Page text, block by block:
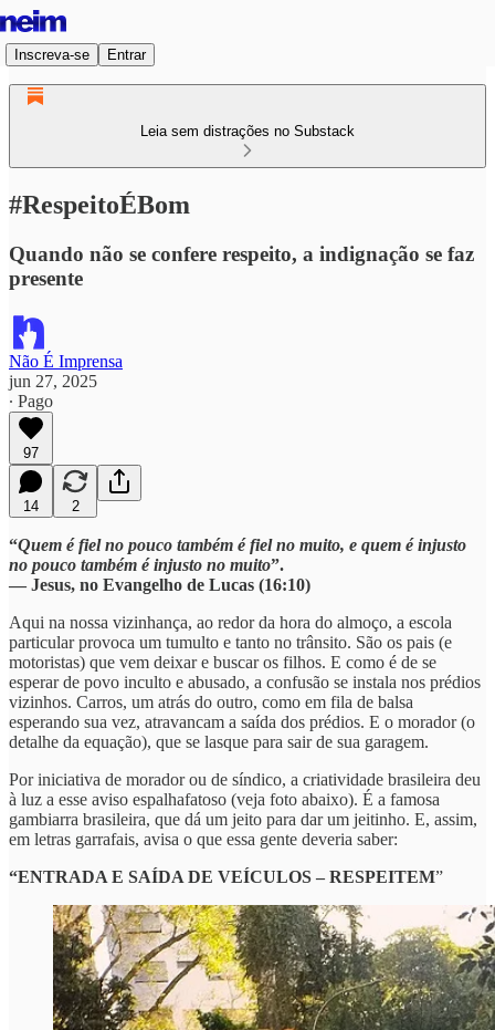
Inscreva-se Entrar
Leia sem distrações no Substack
#RespeitoÉBom
Quando não se confere respeito, a indignação se faz
presente
Não É Imprensa
jun 27, 2025
∙ Pago
97
14 2
“Quem é fiel no pouco também é fiel no muito, e quem é injusto
no pouco também é injusto no muito”.
— Jesus, no Evangelho de Lucas (16:10)
Aqui na nossa vizinhança, ao redor da hora do almoço, a escola
particular provoca um tumulto e tanto no trânsito. São os pais (e
motoristas) que vem deixar e buscar os filhos. E como é de se
esperar de povo inculto e abusado, a confusão se instala nos prédios
vizinhos. Carros, um atrás do outro, como em fila de balsa
esperando sua vez, atravancam a saída dos prédios. E o morador (o
detalhe da equação), que se lasque para sair de sua garagem.
Por iniciativa de morador ou de síndico, a criatividade brasileira deu
à luz a esse aviso espalhafatoso (veja foto abaixo). É a famosa
gambiarra brasileira, que dá um jeito para dar um jeitinho. E, assim,
em letras garrafais, avisa o que essa gente deveria saber:
“ENTRADA E SAÍDA DE VEÍCULOS – RESPEITEM”